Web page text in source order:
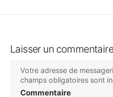
Laisser un
Votre adresse de
champs obligatoires sont
Commentaire